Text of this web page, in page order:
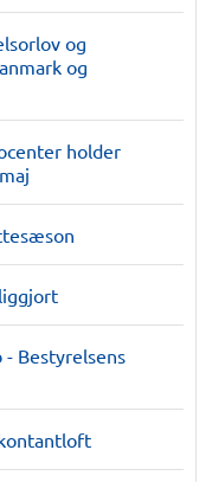
og
og
holder
Bestyrelsens